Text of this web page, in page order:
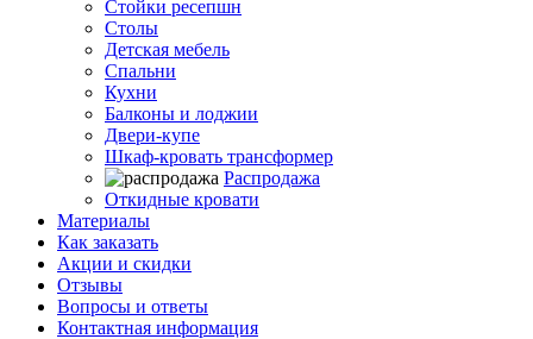
Стойки ресепшн
Столы
Детская мебель
Спальни
Кухни
Балконы и лоджии
Двери-купе
Шкаф-кровать трансформер
Распродажа
Откидные кровати
Материалы
Как заказать
Акции и скидки
Отзывы
Вопросы и ответы
Контактная информация